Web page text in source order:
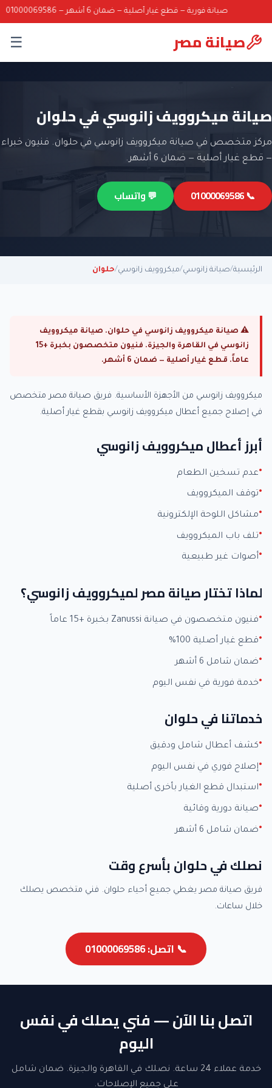
صيانة فورية — قطع غيار أصلية — ضمان 6 أشهر — 01000069586
صيانة مصر ☰
صيانة ميكروويف زانوسي في حلوان
مركز متخصص في صيانة ميكروويف زانوسي في حلوان. فنيون خبراء
— قطع غيار أصلية — ضمان 6 أشهر.
📞 01000069586 💬 واتساب
الرئيسية/صيانة زانوسي/ميكروويف زانوسي/حلوان
⚠ صيانة ميكروويف زانوسي في حلوان. صيانة ميكروويف
زانوسي في القاهرة والجيزة. فنيون متخصصون بخبرة +15
عاماً. قطع غيار أصلية — ضمان 6 أشهر.
ميكروويف زانوسي من الأجهزة الأساسية. فريق صيانة مصر متخصص
في إصلاح جميع أعطال ميكروويف زانوسي بقطع غيار أصلية.
أبرز أعطال ميكروويف زانوسي
عدم تسخين الطعام
توقف الميكروويف
مشاكل اللوحة الإلكترونية
تلف باب الميكروويف
أصوات غير طبيعية
لماذا تختار صيانة مصر لميكروويف زانوسي؟
فنيون متخصصون في صيانة Zanussi بخبرة +15 عاماً
قطع غيار أصلية 100%
ضمان شامل 6 أشهر
خدمة فورية في نفس اليوم
خدماتنا في حلوان
كشف أعطال شامل ودقيق
إصلاح فوري في نفس اليوم
استبدال قطع الغيار بأخرى أصلية
صيانة دورية وقائية
ضمان شامل 6 أشهر
نصلك في حلوان بأسرع وقت
فريق صيانة مصر يغطي جميع أحياء حلوان. فني متخصص يصلك
خلال ساعات.
📞 اتصل: 01000069586
اتصل بنا الآن — فني يصلك في نفس
اليوم
خدمة عملاء 24 ساعة. نصلك في القاهرة والجيزة. ضمان شامل
على جميع الإصلاحات.